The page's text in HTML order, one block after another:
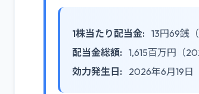
1株当たり配当金: 13円69銭
配当金総額: 1,615百万円（
効力発生日:
2026年6月19日